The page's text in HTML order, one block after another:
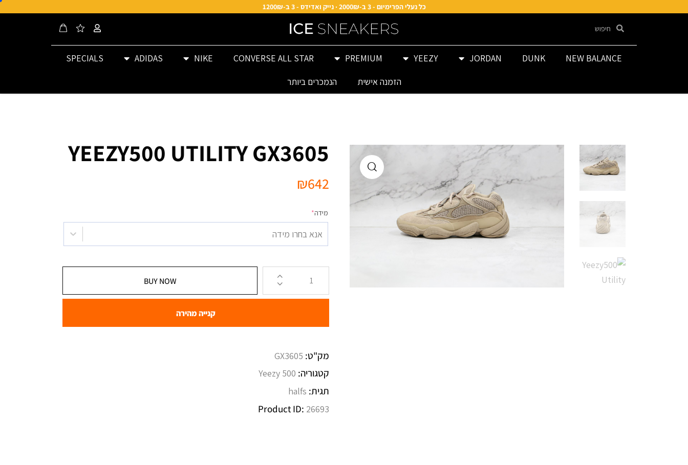
כל נעלי הפרימיום - 3 ב-2000₪ · נייק ואדידס - 3 ב-1200₪
NEW BALANCE
DUNK
JORDAN
YEEZY
PREMIUM
CONVERSE ALL STAR
NIKE
ADIDAS
SPECIALS
הזמנה אישית
הנמכרים ביותר
YEEZY500 UTILITY GX3605
₪642
מידה*
אנא בחרו מידה
BUY NOW
קנייה מהירה
מק"ט: GX3605
קטגוריה: Yeezy 500
תגית: halfs
Product ID: 26693